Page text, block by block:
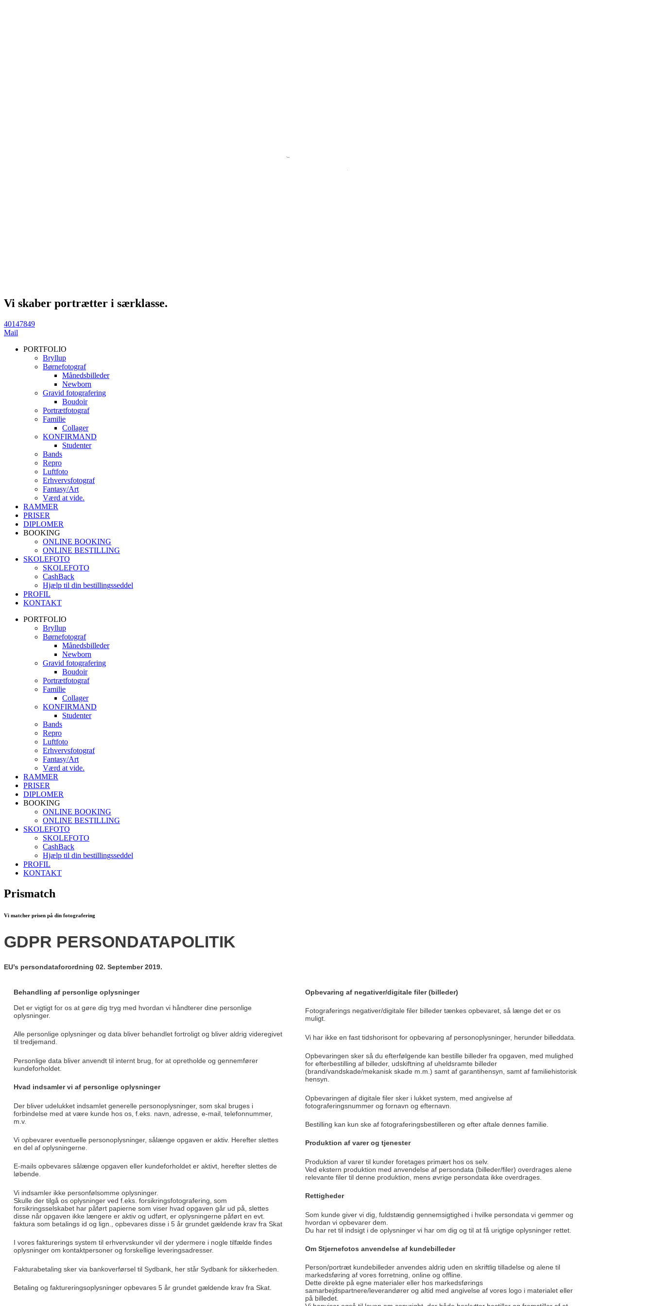
Vi skaber portrætter i særklasse.
40147849
Mail
PORTFOLIO
Bryllup
Børnefotograf
Månedsbilleder
Newborn
Gravid fotografering
Boudoir
Portrætfotograf
Familie
Collager
KONFIRMAND
Studenter
Bands
Repro
Luftfoto
Erhvervsfotograf
Fantasy/Art
Værd at vide.
RAMMER
PRISER
DIPLOMER
BOOKING
ONLINE BOOKING
ONLINE BESTILLING
SKOLEFOTO
SKOLEFOTO
CashBack
Hjælp til din bestillingsseddel
PROFIL
KONTAKT
PORTFOLIO
Bryllup
Børnefotograf
Månedsbilleder
Newborn
Gravid fotografering
Boudoir
Portrætfotograf
Familie
Collager
KONFIRMAND
Studenter
Bands
Repro
Luftfoto
Erhvervsfotograf
Fantasy/Art
Værd at vide.
RAMMER
PRISER
DIPLOMER
BOOKING
ONLINE BOOKING
ONLINE BESTILLING
SKOLEFOTO
SKOLEFOTO
CashBack
Hjælp til din bestillingsseddel
PROFIL
KONTAKT
Prismatch
Vi matcher prisen på din fotografering
GDPR PERSONDATAPOLITIK
EU’s persondataforordning 02. September 2019.
Behandling af personlige oplysninger
Det er vigtigt for os at gøre dig tryg med hvordan vi håndterer dine personlige
oplysninger.
Alle personlige oplysninger og data bliver behandlet fortroligt og bliver aldrig videregivet
til tredjemand.
Personlige data bliver anvendt til internt brug, for at opretholde og gennemfører
kundeforholdet.
Hvad indsamler vi af personlige oplysninger
Der bliver udelukket indsamlet generelle personoplysninger, som skal bruges i
forbindelse med at være kunde hos os, f.eks. navn, adresse, e-mail, telefonnummer,
m.v.
Vi opbevarer eventuelle personoplysninger, sålænge opgaven er aktiv. Herefter slettes
en del af oplysningerne.
E-mails opbevares sålænge opgaven eller kundeforholdet er aktivt, herefter slettes de
løbende.
Vi indsamler ikke personfølsomme oplysninger.
Skulle der tilgå os oplysninger ved f.eks. forsikringsfotografering, som
forsikringsselskabet har påført papierne som viser hvad opgaven går ud på, slettes
disse når opgaven ikke længere er aktiv og udført, er oplysningerne påført en evt.
faktura som betalings id og lign., opbevares disse i 5 år grundet gældende krav fra Skat
I vores fakturerings system til erhvervskunder vil der ydermere i nogle tilfælde findes
oplysninger om kontaktpersoner og forskellige leveringsadresser.
Fakturabetaling sker via bankoverførsel til Sydbank, her står Sydbank for sikkerheden.
Betaling og faktureringsoplysninger opbevares 5 år grundet gældende krav fra Skat.
Opbevaring af negativer/digitale filer (billeder)
Fotograferings negativer/digitale filer billeder tænkes opbevaret, så længe det er os
muligt.
Vi har ikke en fast tidshorisont for opbevaring af personoplysninger, herunder billeddata.
Opbevaringen sker så du efterfølgende kan bestille billeder fra opgaven, med mulighed
for efterbestilling af billeder, udskiftning af uheldsramte billeder
(brand/vandskade/mekanisk skade m.m.) samt af garantihensyn, samt af familiehistorisk
hensyn.
Opbevaringen af digitale filer sker i lukket system, med angivelse af
fotograferingsnummer og fornavn og efternavn.
Bestilling kan kun ske af fotograferingsbestilleren og efter aftale dennes familie.
Produktion af varer og tjenester
Produktion af varer til kunder foretages primært hos os selv.
Ved ekstern produktion med anvendelse af persondata (billeder/filer) overdrages alene
relevante filer til denne produktion, mens øvrige persondata ikke overdrages.
Rettigheder
Som kunde giver vi dig, fuldstændig gennemsigtighed i hvilke persondata vi gemmer og
hvordan vi opbevarer dem.
Du har ret til indsigt i de oplysninger vi har om dig og til at få urigtige oplysninger rettet.
Om Stjernefotos anvendelse af kundebilleder
Person/portræt kundebilleder anvendes aldrig uden en skriftlig tilladelse og alene til
markedsføring af vores forretning, online og offline.
Dette direkte på egne materialer eller hos markedsførings
samarbejdspartnere/leverandører og altid med angivelse af vores logo i materialet eller
på billedet.